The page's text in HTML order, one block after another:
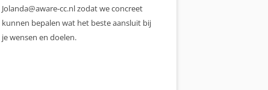
Jolanda@aware-cc.nl zodat we concreet
kunnen bepalen wat het beste aansluit bij
je wensen en doelen.